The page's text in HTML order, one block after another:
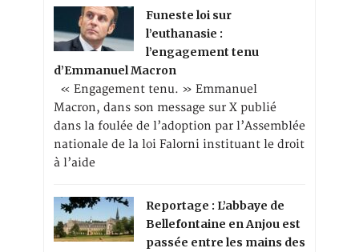
Funeste loi sur
l’euthanasie :
l’engagement tenu
d’Emmanuel Macron
« Engagement tenu. » Emmanuel
Macron, dans son message sur X publié
dans la foulée de l’adoption par l’Assemblée
nationale de la loi Falorni instituant le droit
à l’aide
Reportage : L’abbaye de
Bellefontaine en Anjou est
passée entre les mains des